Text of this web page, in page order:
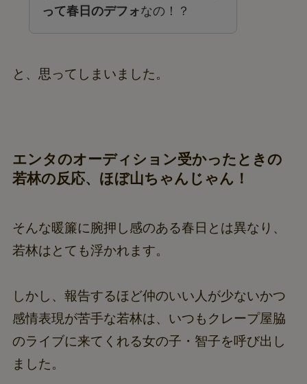
って春日のデフォなの！？
と、思ってしまいました。
エンタのオーディション受かったときの
若林の反応、ほぼ山ちゃんじゃん！
そんな暖簾に腕押し感のある春日とは異なり、
若林はとても浮かれます。
しかし、報告するほど仲のいい人が少ないかつ
感情表現が苦手な若林は、いつもクレープ屋脇
のライブに来てくれる女の子・智子を呼び出し
ました。